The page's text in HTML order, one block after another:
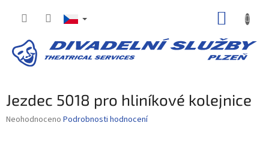
Jezdec 5018 pro hliníkové kolejnice
Průměrné
Neohodnoceno Podrobnosti hodnocení